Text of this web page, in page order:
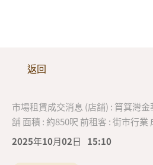
返回
市場租賃成交消息 (店舖) : 筲箕灣
舖 面積 : 約850呎 前租客 : 街市行業
2025年10月02日
15:10